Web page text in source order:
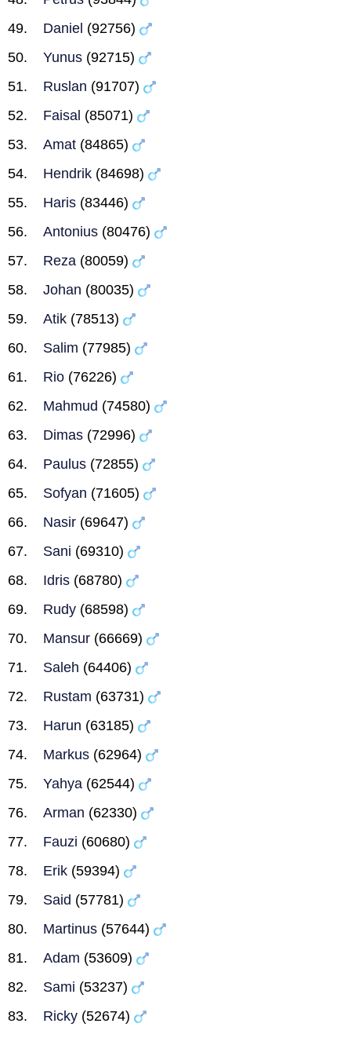
Daniel (92756)
Yunus (92715)
Ruslan (91707)
Faisal (85071)
Amat (84865)
Hendrik (84698)
Haris (83446)
Antonius (80476)
Reza (80059)
Johan (80035)
Atik (78513)
Salim (77985)
Rio (76226)
Mahmud (74580)
Dimas (72996)
Paulus (72855)
Sofyan (71605)
Nasir (69647)
Sani (69310)
Idris (68780)
Rudy (68598)
Mansur (66669)
Saleh (64406)
Rustam (63731)
Harun (63185)
Markus (62964)
Yahya (62544)
Arman (62330)
Fauzi (60680)
Erik (59394)
Said (57781)
Martinus (57644)
Adam (53609)
Sami (53237)
Ricky (52674)